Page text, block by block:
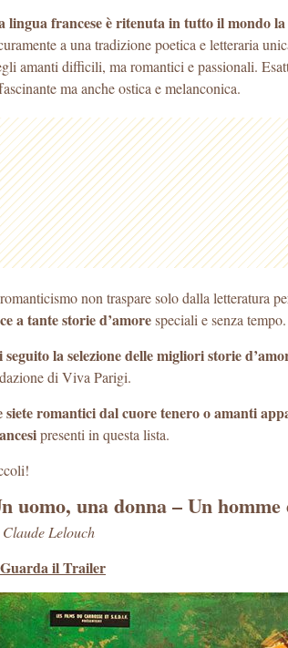
lingua francese è ritenuta in tutto il mondo
a una tradizione poetica e letteraria
amanti difficili, ma romantici e passionali.
ma anche ostica e melanconica.
non traspare solo dalla letteratura
a tante storie d’amorespeciali e senza tempo.
seguito la selezione delle migliori storie
di Viva Parigi.
siete romantici dal cuore tenero o amanti
presenti in questa lista.
uomo, una donna – Un homme
Lelouch
Guarda il Trailer